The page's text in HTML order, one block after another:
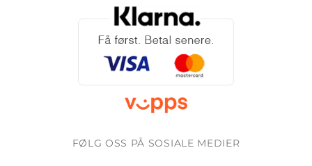
FØLG OSS PÅ SOSIALE MEDIER